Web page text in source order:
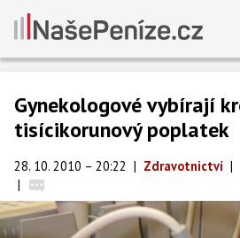
Gynekologové vybírají
tisícikorunový poplatek
28. 10. 2010 – 20:22 | Zdravotnictví |
|